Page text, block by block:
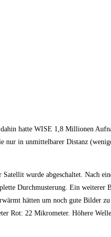
hatte WISE 1,8 Millionen
nur in unmittelbarer Distanz
wurde abgeschaltet. Nach
Durchmusterung. Ein
hätten um noch gute
Rot: 22 Mikrometer. Höhere